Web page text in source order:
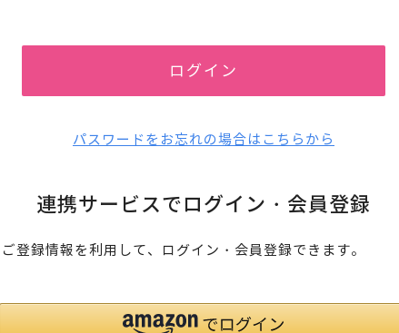
ログイン
パスワードをお忘れの場合はこちらから
連携サービスでログイン・会員登録
登録情報を利用して、ログイン・会員登録できます。